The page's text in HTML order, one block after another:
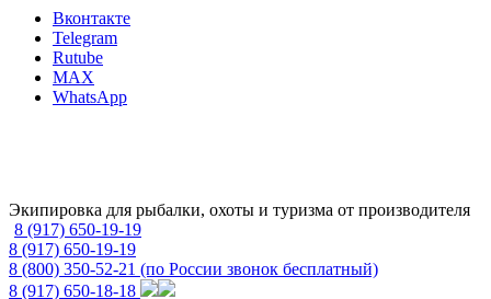
Вконтакте
Telegram
Rutube
MAX
WhatsApp
Экипировка для рыбалки, охоты и туризма от производителя
8 (917) 650-19-19
8 (917) 650-19-19
8 (800) 350-52-21 (по России звонок бесплатный)
8 (917) 650-18-18